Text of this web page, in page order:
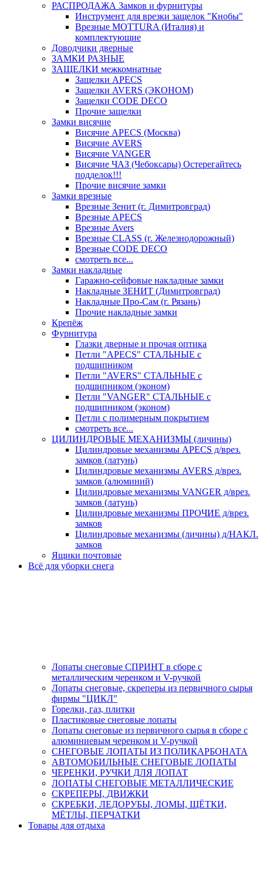
РАСПРОДАЖА Замков и фурнитуры
Инструмент для врезки защелок "Кнобы"
Врезные MOTTURA (Италия) и
комплектующие
Доводчики дверные
ЗАМКИ РАЗНЫЕ
ЗАЩЕЛКИ межкомнатные
Защелки APECS
Защелки AVERS (ЭКОНОМ)
Защелки CODE DECO
Прочие защелки
Замки висячие
Висячие APECS (Москва)
Висячие AVERS
Висячие VANGER
Висячие ЧАЗ (Чебоксары) Остерегайтесь
подделок!!!
Прочие висячие замки
Замки врезные
Врезные Зенит (г. Димитровград)
Врезные APECS
Врезные Avers
Врезные CLASS (г. Железнодорожный)
Врезные CODE DECO
смотреть все...
Замки накладные
Гаражно-сейфовые накладные замки
Накладные ЗЕНИТ (Димитровград)
Накладные Про-Сам (г. Рязань)
Прочие накладные замки
Крепёж
Фурнитура
Глазки дверные и прочая оптика
Петли "APECS" СТАЛЬНЫЕ с
подшипником
Петли "AVERS" СТАЛЬНЫЕ с
подшипником (эконом)
Петли "VANGER" СТАЛЬНЫЕ с
подшипником (эконом)
Петли с полимерным покрытием
смотреть все...
ЦИЛИНДРОВЫЕ МЕХАНИЗМЫ (личины)
Цилиндровые механизмы APECS д/врез.
замков (латунь)
Цилиндровые механизмы AVERS д/врез.
замков (алюминий)
Цилиндровые механизмы VANGER д/врез.
замков (латунь)
Цилиндровые механизмы ПРОЧИЕ д/врез.
замков
Цилиндровые механизмы (личины) д/НАКЛ.
замков
Ящики почтовые
Всё для уборки снега
Лопаты снеговые СПРИНТ в сборе с
металлическим черенком и V-ручкой
Лопаты снеговые, скреперы из первичного сырья
фирмы "ЦИКЛ"
Горелки, газ, плитки
Пластиковые снеговые лопаты
Лопаты снеговые из первичного сырья в сборе с
алюминиевым черенком и V-ручкой
СНЕГОВЫЕ ЛОПАТЫ ИЗ ПОЛИКАРБОНАТА
АВТОМОБИЛЬНЫЕ СНЕГОВЫЕ ЛОПАТЫ
ЧЕРЕНКИ, РУЧКИ ДЛЯ ЛОПАТ
ЛОПАТЫ СНЕГОВЫЕ МЕТАЛЛИЧЕСКИЕ
СКРЕПЕРЫ, ДВИЖКИ
СКРЕБКИ, ЛЕДОРУБЫ, ЛОМЫ, ЩЁТКИ,
МЁТЛЫ, ПЕРЧАТКИ
Товары для отдыха